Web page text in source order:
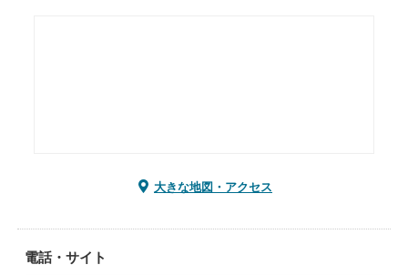
大きな地図・アクセス
電話・サイト